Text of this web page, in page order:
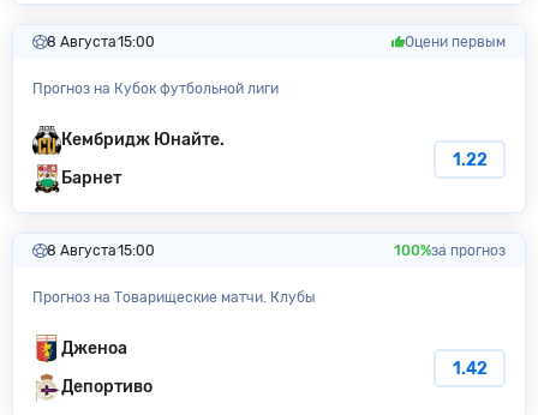
8 Августа15:00 Оцени первым
Прогноз на Кубок футбольной лиги
Кембридж Юнайте.
Барнет
1.22
8 Августа15:00 100%за прогноз
Прогноз на Товарищеские матчи. Клубы
Дженоа
Депортиво
1.42